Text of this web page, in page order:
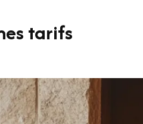
tarifs